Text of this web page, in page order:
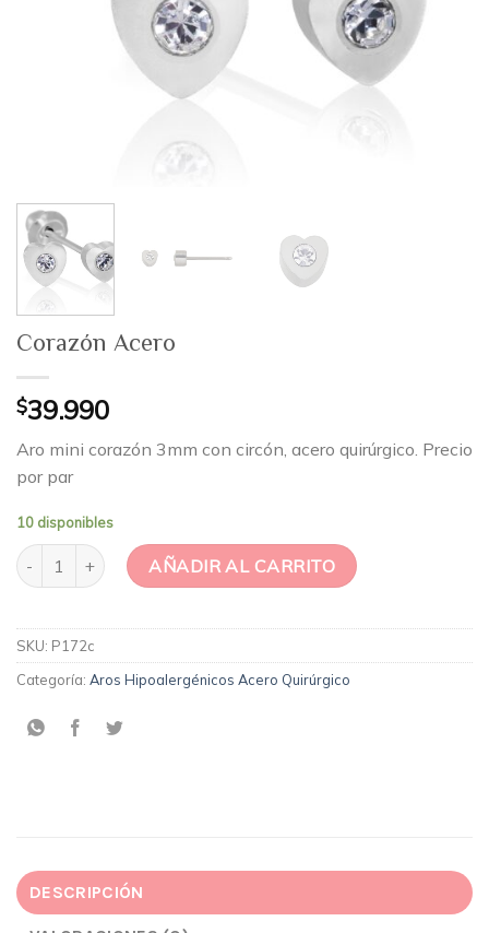
Corazón Acero
$39.990
Aro mini corazón 3mm con circón, acero quirúrgico. Precio
por par
10 disponibles
Corazón Acero cantidadAÑADIR AL CARRITO
SKU: P172c
Categoría: Aros Hipoalergénicos Acero Quirúrgico
DESCRIPCIÓN